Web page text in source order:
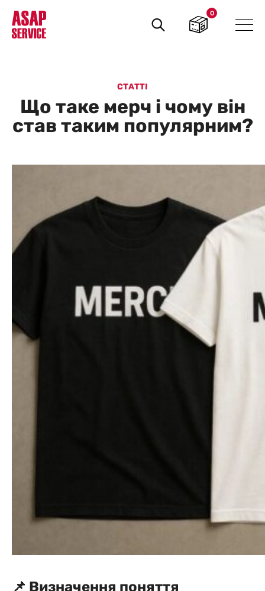
Пошук
товарів
0
СТАТТІ
Що таке мерч і чому він
став таким популярним?
📌 Визначення поняття